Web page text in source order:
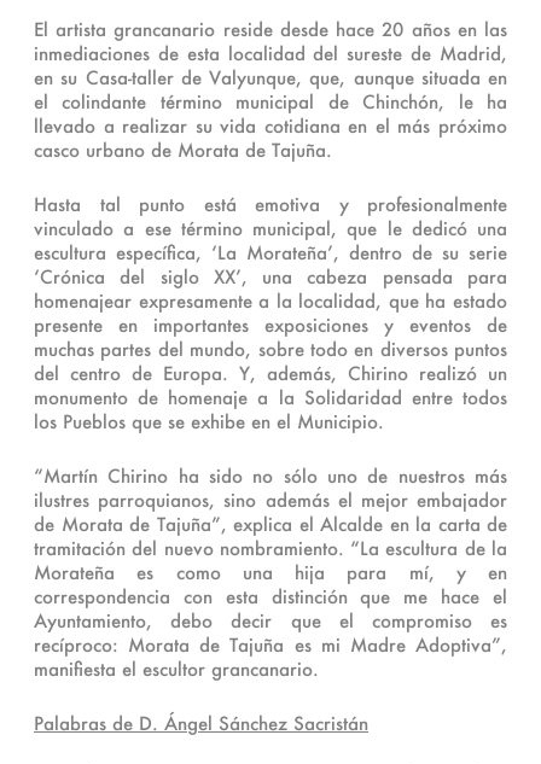
El artista grancanario reside desde hace 20 años en las
inmediaciones de esta localidad del sureste de Madrid,
en su Casa-taller de Valyunque, que, aunque situada en
el colindante término municipal de Chinchón, le ha
llevado a realizar su vida cotidiana en el más próximo
casco urbano de Morata de Tajuña.
Hasta tal punto está emotiva y profesionalmente
vinculado a ese término municipal, que le dedicó una
escultura específica, ‘La Morateña’, dentro de su serie
‘Crónica del siglo XX’, una cabeza pensada para
homenajear expresamente a la localidad, que ha estado
presente en importantes exposiciones y eventos de
muchas partes del mundo, sobre todo en diversos puntos
del centro de Europa. Y, además, Chirino realizó un
monumento de homenaje a la Solidaridad entre todos
los Pueblos que se exhibe en el Municipio.
“Martín Chirino ha sido no sólo uno de nuestros más
ilustres parroquianos, sino además el mejor embajador
de Morata de Tajuña”, explica el Alcalde en la carta de
tramitación del nuevo nombramiento. “La escultura de la
Morateña es como una hija para mí, y en
correspondencia con esta distinción que me hace el
Ayuntamiento, debo decir que el compromiso es
recíproco: Morata de Tajuña es mi Madre Adoptiva”,
manifiesta el escultor grancanario.
Palabras de D. Ángel Sánchez Sacristán